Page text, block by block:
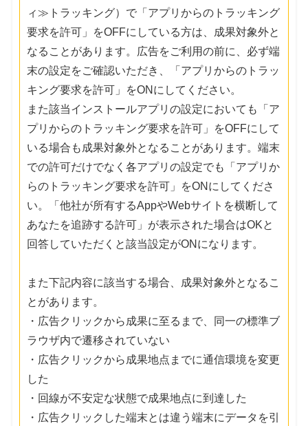
ィ≫トラッキング）で「アプリからのトラッキング
要求を許可」をOFFにしている方は、成果対象外と
なることがあります。広告をご利用の前に、必ず端
末の設定をご確認いただき、「アプリからのトラッ
キング要求を許可」をONにしてください。
また該当インストールアプリの設定においても「ア
プリからのトラッキング要求を許可」をOFFにして
いる場合も成果対象外となることがあります。端末
での許可だけでなく各アプリの設定でも「アプリか
らのトラッキング要求を許可」をONにしてくださ
い。「他社が所有するAppやWebサイトを横断して
あなたを追跡する許可」が表示された場合はOKと
回答していただくと該当設定がONになります。
また下記内容に該当する場合、成果対象外となるこ
とがあります。
・広告クリックから成果に至るまで、同一の標準ブ
ラウザ内で遷移されていない
・広告クリックから成果地点までに通信環境を変更
した
・回線が不安定な状態で成果地点に到達した
・広告クリックした端末とは違う端末にデータを引